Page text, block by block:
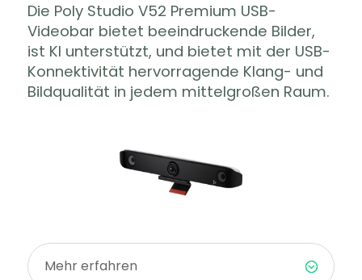
Die Poly Studio V52 Premium USB-
Videobar bietet beeindruckende Bilder,
ist KI unterstützt, und bietet mit der USB-
Konnektivität hervorragende Klang- und
Bildqualität in jedem mittelgroßen Raum.
Mehr erfahren